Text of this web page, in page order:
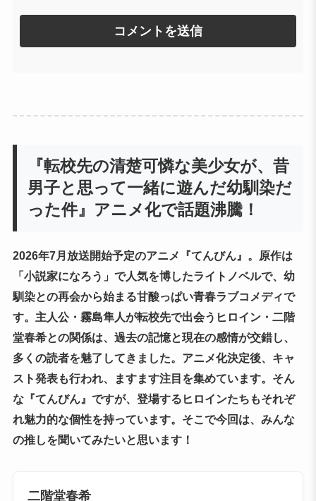
『転校先の清楚可憐な美少女が、昔
男子と思って一緒に遊んだ幼馴染だ
った件』アニメ化で話題沸騰！
2026年7月放送開始予定のアニメ『てんびん』。原作は
「小説家になろう」で人気を博したライトノベルで、幼
馴染との再会から始まる甘酸っぱい青春ラブコメディで
す。主人公・霧島隼人が転校先で出会うヒロイン・二階
堂春希との関係は、過去の記憶と現在の感情が交錯し、
多くの読者を魅了してきました。アニメ化決定後、キャ
スト発表も行われ、ますます注目を集めています。そん
な『てんびん』ですが、登場するヒロインたちもそれぞ
れ魅力的な個性を持っています。そこで今回は、みんな
の推しを聞いてみたいと思います！
二階堂春希